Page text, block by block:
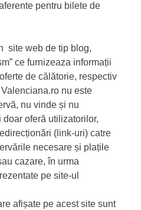
pentru bilete de
site web de tip blog,
ce furnizeaza informații
de călătorie, respectiv
nu este
nu vinde și nu
oferă utilizatorilor,
(link-uri) catre
necesare și plațile
cazare, în urma
pe site-ul
afișate pe acest site sunt